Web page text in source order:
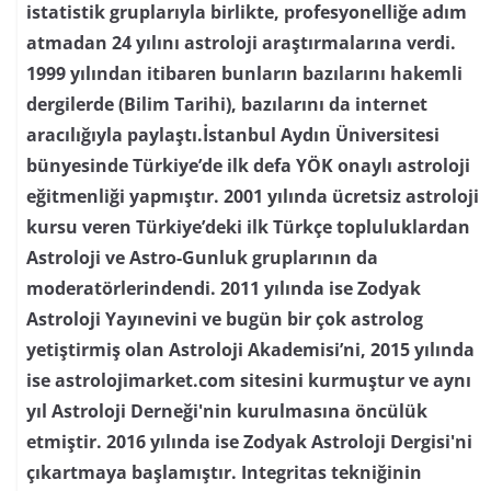
istatistik gruplarıyla birlikte, profesyonelliğe adım
atmadan 24 yılını astroloji araştırmalarına verdi.
1999 yılından itibaren bunların bazılarını hakemli
dergilerde (Bilim Tarihi), bazılarını da internet
aracılığıyla paylaştı.İstanbul Aydın Üniversitesi
bünyesinde Türkiye’de ilk defa YÖK onaylı astroloji
eğitmenliği yapmıştır. 2001 yılında ücretsiz astroloji
kursu veren Türkiye’deki ilk Türkçe topluluklardan
Astroloji ve Astro-Gunluk gruplarının da
moderatörlerindendi. 2011 yılında ise Zodyak
Astroloji Yayınevini ve bugün bir çok astrolog
yetiştirmiş olan Astroloji Akademisi’ni, 2015 yılında
ise astrolojimarket.com sitesini kurmuştur ve aynı
yıl Astroloji Derneği'nin kurulmasına öncülük
etmiştir. 2016 yılında ise Zodyak Astroloji Dergisi'ni
çıkartmaya başlamıştır. Integritas tekniğinin